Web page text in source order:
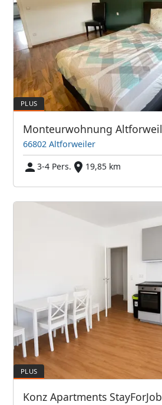
66802 Altforweiler
3-4 Pers.
19,85 km
Konz Apartments StayForJob